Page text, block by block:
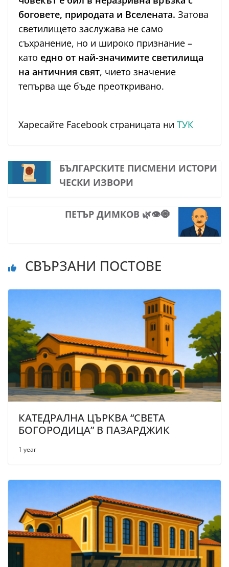
боговете, природата и Вселената. Затова
светилището заслужава не само
съхранение, но и широко признание –
като едно от най-значимите светилища
на античния свят, чието значение
тепърва ще бъде преоткривано.
Харесайте Facebook страницата ни ТУК
БЪЛГАРСКИТЕ ПИСМЕНИ ИСТОРИ
ЧЕСКИ ИЗВОРИ
ПЕТЪР ДИМКОВ 🌿👁️🧿
СВЪРЗАНИ ПОСТОВЕ
КАТЕДРАЛНА ЦЪРКВА “СВЕТА
БОГОРОДИЦА” В ПАЗАРДЖИК
1 year